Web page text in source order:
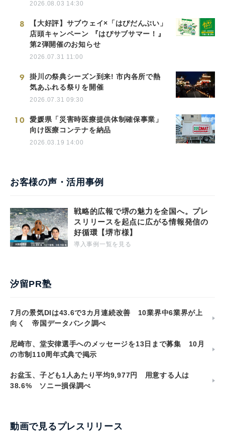
2026.08.03 14:30
8
【大好評】サブウェイ×「はぴだんぶい」
店頭キャンペーン 『はぴサブサマー！』
第2弾開催のお知らせ
2026.07.31 11:00
9
掛川の祭典シーズン到来! 市内各所で熱
気あふれる祭りを開催
2026.07.31 09:30
10
愛媛県「災害時医療提供体制確保事業」
向け医療コンテナを納品
2026.03.19 14:00
お客様の声・活用事例
戦略的広報で堺の魅力を全国へ。プレ
スリリースを起点に広がる情報発信の
好循環【堺市様】
導入事例一覧を見る
汐留PR塾
7月の景気DIは43.6で3カ月連続改善 10業界中6業界が上
向く 帝国データバンク調べ
尼崎市、堂安律選手へのメッセージを13日まで募集 10月
の市制110周年式典で掲示
お盆玉、子ども1人あたり平均9,977円 用意する人は
38.6% ソニー損保調べ
動画で見るプレスリリース